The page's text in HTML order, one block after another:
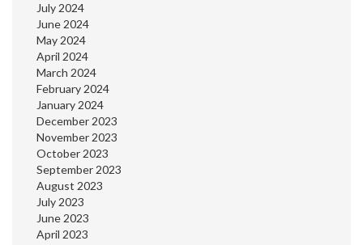
July 2024
June 2024
May 2024
April 2024
March 2024
February 2024
January 2024
December 2023
November 2023
October 2023
September 2023
August 2023
July 2023
June 2023
April 2023